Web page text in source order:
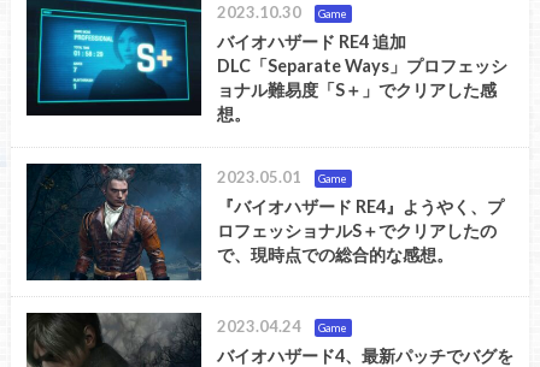
2023.10.30 Game
バイオハザード RE4 追加
DLC「Separate Ways」プロフェッシ
ョナル難易度「S＋」でクリアした感
想。
2023.05.01 Game
『バイオハザード RE4』ようやく、プ
ロフェッショナルS＋でクリアしたの
で、現時点での総合的な感想。
2023.04.24 Game
バイオハザード4、最新パッチでバグを